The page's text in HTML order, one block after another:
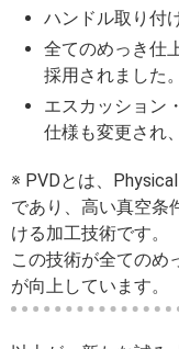
ハンドル取り付
全てのめっき仕
採用されました。
エスカッション
仕様も変更され
※ PVDとは、
であり、高い真空条
ける加工技術です。
この技術が全てのめ
が向上しています。